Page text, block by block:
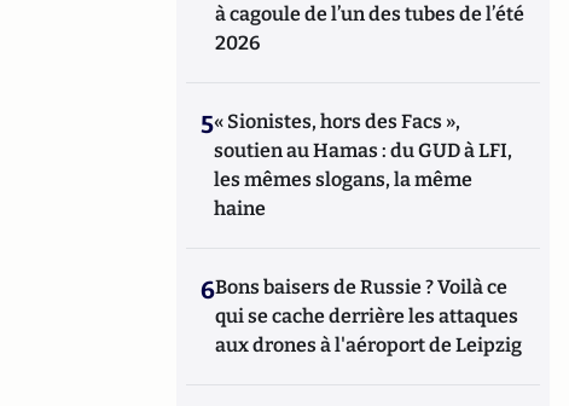
à cagoule de l’un des tubes de l’été
2026
5« Sionistes, hors des Facs »,
soutien au Hamas : du GUD à LFI,
les mêmes slogans, la même
haine
6Bons baisers de Russie ? Voilà ce
qui se cache derrière les attaques
aux drones à l'aéroport de Leipzig